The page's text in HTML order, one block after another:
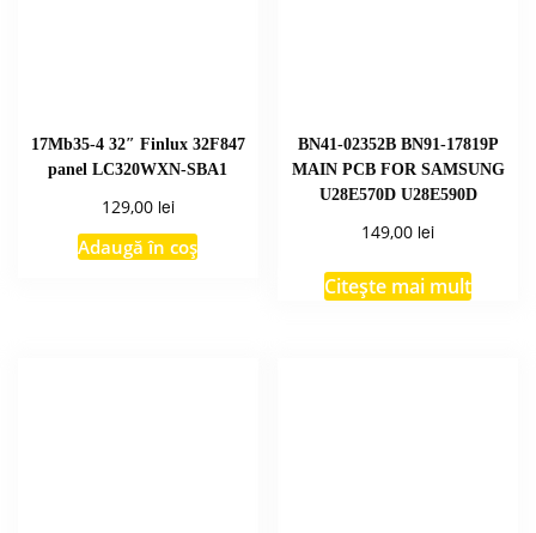
17Mb35-4 32″ Finlux 32F847
panel LC320WXN-SBA1
129,00 lei
Adaugă în coș
BN41-02352B BN91-17819P
MAIN PCB FOR SAMSUNG
U28E570D U28E590D
149,00 lei
Citește mai mult